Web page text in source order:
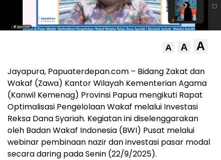
A A A
Jayapura, Papuaterdepan.com – Bidang Zakat dan
Wakaf (Zawa) Kantor Wilayah Kementerian Agama
(Kanwil Kemenag) Provinsi Papua mengikuti Rapat
Optimalisasi Pengelolaan Wakaf melalui Investasi
Reksa Dana Syariah. Kegiatan ini diselenggarakan
oleh Badan Wakaf Indonesia (BWI) Pusat melalui
webinar pembinaan nazir dan investasi pasar modal
secara daring pada Senin (22/9/2025).